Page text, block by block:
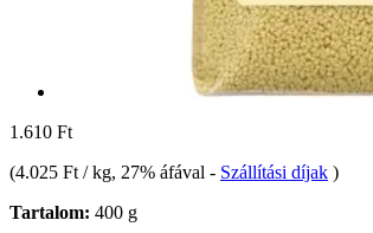
1.610 Ft
(4.025 Ft / kg, 27% áfával - Szállítási díjak )
Tartalom: 400 g